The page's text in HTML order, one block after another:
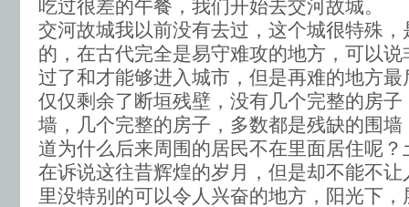
吃过很差的午餐，我们开始去交河故城。
交河故城我以前没有去过，这个城很特殊
的，在古代完全是易守难攻的地方，可以
过了和才能够进入城市，但是再难的地方
仅仅剩余了断垣残壁，没有几个完整的房
墙，几个完整的房子，多数都是残缺的围
道为什么后来周围的居民不在里面居住呢
在诉说这往昔辉煌的岁月，但是却不能不
里没特别的可以令人兴奋的地方，阳光下